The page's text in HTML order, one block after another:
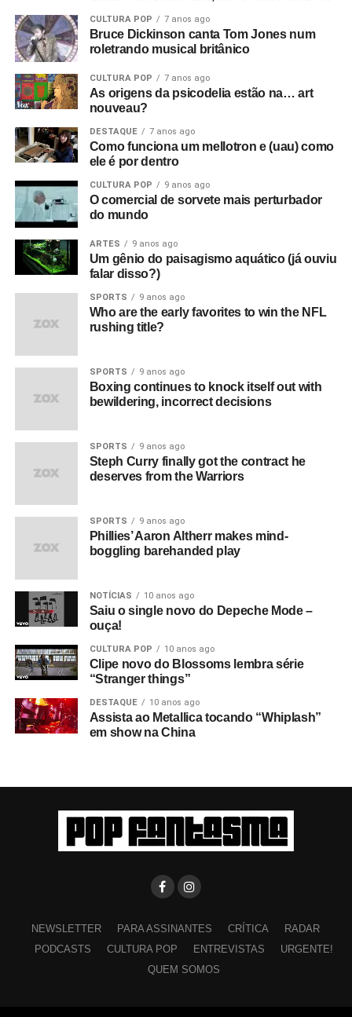
CULTURA POP 7 anos ago
Bruce Dickinson canta Tom Jones num
roletrando musical britânico
CULTURA POP 7 anos ago
As origens da psicodelia estão na… art
nouveau?
DESTAQUE 7 anos ago
Como funciona um mellotron e (uau) como
ele é por dentro
CULTURA POP 9 anos ago
O comercial de sorvete mais perturbador
do mundo
ARTES 9 anos ago
Um gênio do paisagismo aquático (já ouviu
falar disso?)
SPORTS 9 anos ago
Who are the early favorites to win the NFL
rushing title?
SPORTS 9 anos ago
Boxing continues to knock itself out with
bewildering, incorrect decisions
SPORTS 9 anos ago
Steph Curry finally got the contract he
deserves from the Warriors
SPORTS 9 anos ago
Phillies’ Aaron Altherr makes mind-
boggling barehanded play
NOTÍCIAS 10 anos ago
Saiu o single novo do Depeche Mode –
ouça!
CULTURA POP 10 anos ago
Clipe novo do Blossoms lembra série
“Stranger things”
DESTAQUE 10 anos ago
Assista ao Metallica tocando “Whiplash”
em show na China
NEWSLETTER PARA ASSINANTES CRÍTICA
RADAR
PODCASTS
CULTURA POP ENTREVISTAS
URGENTE!
QUEM SOMOS